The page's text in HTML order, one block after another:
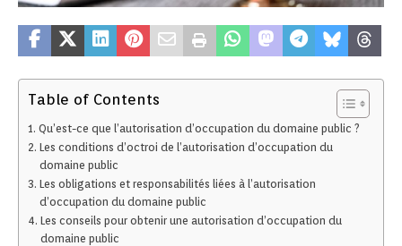
Table of Contents
Qu’est-ce que l’autorisation d’occupation du domaine public ?
Les conditions d’octroi de l’autorisation d’occupation du
domaine public
Les obligations et responsabilités liées à l’autorisation
d’occupation du domaine public
Les conseils pour obtenir une autorisation d’occupation du
domaine public